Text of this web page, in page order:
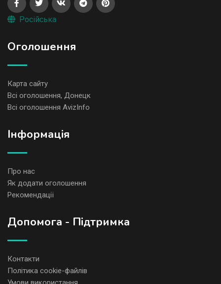
Російська
Оголошення
Карта сайту
Всі оголошення, Донецк
Всі оголошення AvizInfo
Iнформація
Про нас
Як додати оголошення
Рекомендації
Допомога - Підтримка
Контакти
Політика cookie-файлів